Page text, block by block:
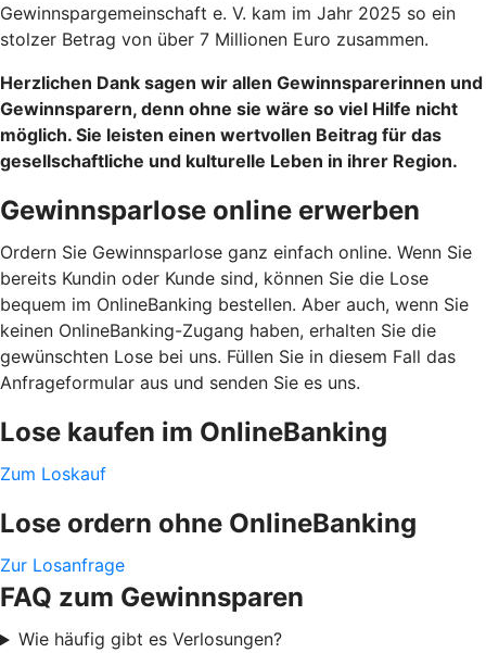
Gewinnspargemeinschaft e. V. kam im Jahr 2025 so ein
stolzer Betrag von über 7 Millionen Euro zusammen.
Herzlichen Dank sagen wir allen Gewinnsparerinnen und
Gewinnsparern, denn ohne sie wäre so viel Hilfe nicht
möglich. Sie leisten einen wertvollen Beitrag für das
gesellschaftliche und kulturelle Leben in ihrer Region.
Gewinnsparlose online erwerben
Ordern Sie Gewinnsparlose ganz einfach online. Wenn Sie
bereits Kundin oder Kunde sind, können Sie die Lose
bequem im OnlineBanking bestellen. Aber auch, wenn Sie
keinen OnlineBanking-Zugang haben, erhalten Sie die
gewünschten Lose bei uns. Füllen Sie in diesem Fall das
Anfrageformular aus und senden Sie es uns.
Lose kaufen im OnlineBanking
Zum Loskauf
Lose ordern ohne OnlineBanking
Zur Losanfrage
FAQ zum Gewinnsparen
Wie häufig gibt es Verlosungen?